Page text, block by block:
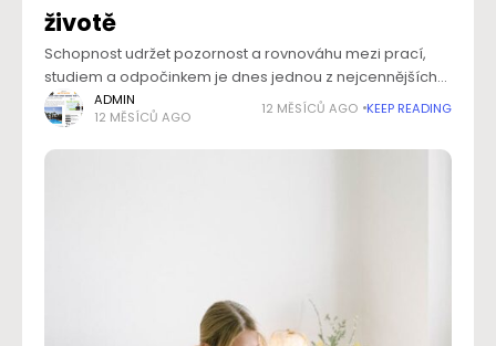
životě
Schopnost udržet pozornost a rovnováhu mezi prací,
studiem a odpočinkem je dnes jednou z nejcennějších
dovedností. Neustálý přísun informací, digitální
rozptylování a rychlé životní tempo však vedou k únavě i
ADMIN
12 MĚSÍCŮ AGO
12 MĚSÍCŮ AGO KEEP READING